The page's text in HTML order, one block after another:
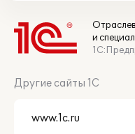
и
Другие сайты 1С